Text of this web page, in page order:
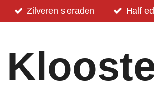
Zilveren sieraden Half